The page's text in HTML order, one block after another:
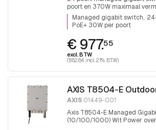
poort en 370W maximaal
2xRJ45 en 2x SFP.
Managed gigabit switch
PoE+ 30W per poort
€ 977.55
excl. BTW
(1,182.84 incl. 21% BTW)
AXIS T8504-E
AXIS 01449-001
Axis T8504-E Managed
(10/100/1000) Wit Power